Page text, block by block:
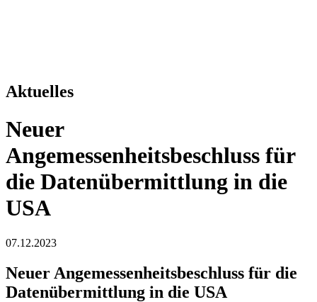
Aktuelles
Neuer
Angemessenheitsbeschluss für
die Datenübermittlung in die
USA
07.12.2023
Neuer Angemessenheitsbeschluss für die
Datenübermittlung in die USA